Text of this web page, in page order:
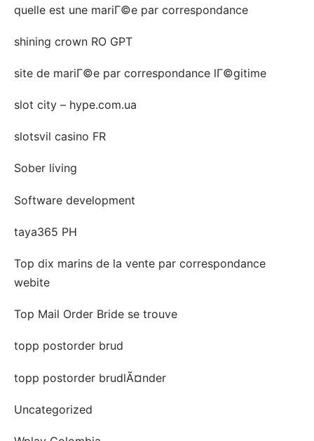
quelle est une mariГ©e par correspondance
shining crown RO GPT
site de mariГ©e par correspondance lГ©gitime
slot city – hype.com.ua
slotsvil casino FR
Sober living
Software development
taya365 PH
Top dix marins de la vente par correspondance
webite
Top Mail Order Bride se trouve
topp postorder brud
topp postorder brudlÃ¤nder
Uncategorized